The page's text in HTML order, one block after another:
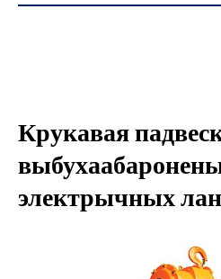
Крукавая
электрычных